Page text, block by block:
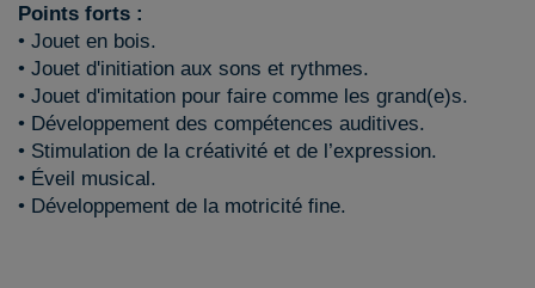
Points forts :
• Jouet en bois.
• Jouet d'initiation aux sons et rythmes.
• Jouet d'imitation pour faire comme les grand(e)s.
• Développement des compétences auditives.
• Stimulation de la créativité et de l’expression.
• Éveil musical.
• Développement de la motricité fine.